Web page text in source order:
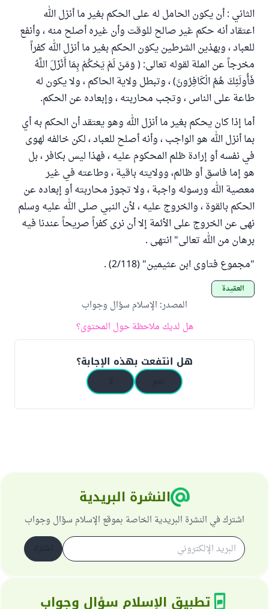
الثاني : أن يكون الحامل له على الحكم بغير ما أنزل الله
اعتقاد أنه حكم غير صالح للوقت وأن غيره أصلح منه ، وأنفع
للعباد ، وبهذين الشرطين يكون الحكم بغير ما أنزل الله كفراً
مخرجاً عن الملة لقوله تعالى: ( وَمَنْ لَمْ يَحْكُمْ بِمَا أَنْزَلَ اللَّهُ
فَأُولَئِكَ هُمُ الْكَافِرُونَ) ، وتبطل ولاية الحاكم ، ولا يكون له
طاعة على الناس ، وتجب محاربته ، وإبعاده عن الحكم.
أما إذا كان يحكم بغير ما أنزل الله وهو يعتقد أن الحكم به أي
بما أنزل الله هو الواجب ، وأنه أصلح للعباد ، لكن خالفه لهوى
في نفسه أو إرادة ظلم المحكوم عليه ، فهذا ليس بكافر ، بل
هو إما فاسق أو ظالم، وولايته باقية ، وطاعته في غير
معصية الله ورسوله واجبة ، ولا تجوز محاربته أو إبعاده عن
الحكم بالقوة ، والخروج عليه ، لأن النبي صلى الله عليه وسلم
نهى عن الخروج على الأئمة إلا أن نرى كفراً صريحاً عندنا فيه
برهان من الله تعالى" انتهى .
"مجموع فتاوى ابن عثيمين" (2/118) .
العقيدة
المصدر: الإسلام سؤال وجواب
هل لديك ملاحظة حول المحتوى؟
هل انتفعت بهذه الإجابة؟
النشرة البريدية
اشترك في النشرة البريدية الخاصة بموقع الإسلام سؤال وجواب
تطبيق الإسلام سؤال وجواب